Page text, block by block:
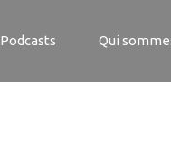
Podcasts Qui